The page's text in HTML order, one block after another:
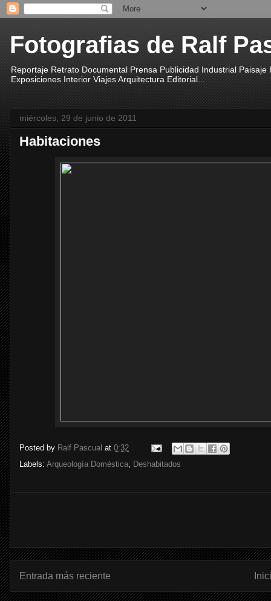
Fotografias de Ralf
Reportaje Retrato Documental Prensa Publicidad Industrial
Exposiciones Interior Viajes Arquitectura Editorial...
miércoles, 29 de junio de 2011
Habitaciones
Posted by Ralf Pascual at 0:32
Labels: Arqueología Doméstica, Deshabitados
Entrada más reciente